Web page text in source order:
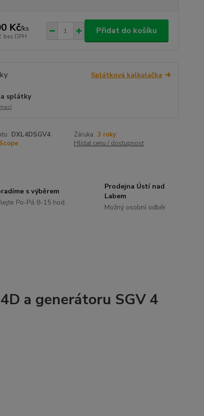
Kč/ks
bez DPH
Přidat do košíku
Splátková kalkulačka
splátky
DXL4DSGV4 Záruka: 3 roky
Hlídat cenu / dostupnost
s výběrem
Po-Pá 8-15 hod.
Prodejna Ústí nad
Labem
Možný osobní odběr
a generátoru SGV 4